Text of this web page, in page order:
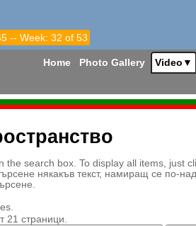
-- Week: 32 of 53
Home Photo Gallery Video ▼
search box. To display all items, just
някакъв текст, намиращ се по-
21 страници.